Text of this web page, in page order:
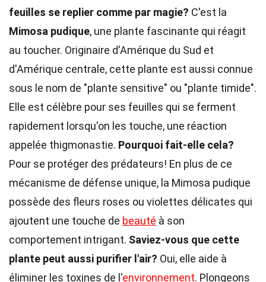
feuilles se replier comme par magie? C'est la
Mimosa pudique, une plante fascinante qui réagit
au toucher. Originaire d'Amérique du Sud et
d'Amérique centrale, cette plante est aussi connue
sous le nom de "plante sensitive" ou "plante timide".
Elle est célèbre pour ses feuilles qui se ferment
rapidement lorsqu'on les touche, une réaction
appelée thigmonastie. Pourquoi fait-elle cela?
Pour se protéger des prédateurs! En plus de ce
mécanisme de défense unique, la Mimosa pudique
possède des fleurs roses ou violettes délicates qui
ajoutent une touche de beauté à son
comportement intrigant. Saviez-vous que cette
plante peut aussi purifier l'air? Oui, elle aide à
éliminer les toxines de l'environnement. Plongeons